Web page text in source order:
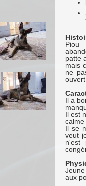
Piou
patte
mais
ne
Il a
Il est
Il se
veut
n'est
aux